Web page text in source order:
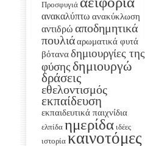
Προσφυγιά
ανακαλύπτω ανακύκλωση
αντιδρώ αποδημητικά
πουλιάαρωματικά φυτά
βόταναδημιουργίες της
φύσηςδημιουργώ
δράσεις
εθελοντισμός
εκπαίδευση
εκπαιδευτικά παιχνίδια
ελπίδα ημερίδα ιδέες
ιστορία καινοτόμες